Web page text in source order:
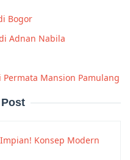
Bogor
Adnan Nabila
Mansion Pamulang
Konsep Modern